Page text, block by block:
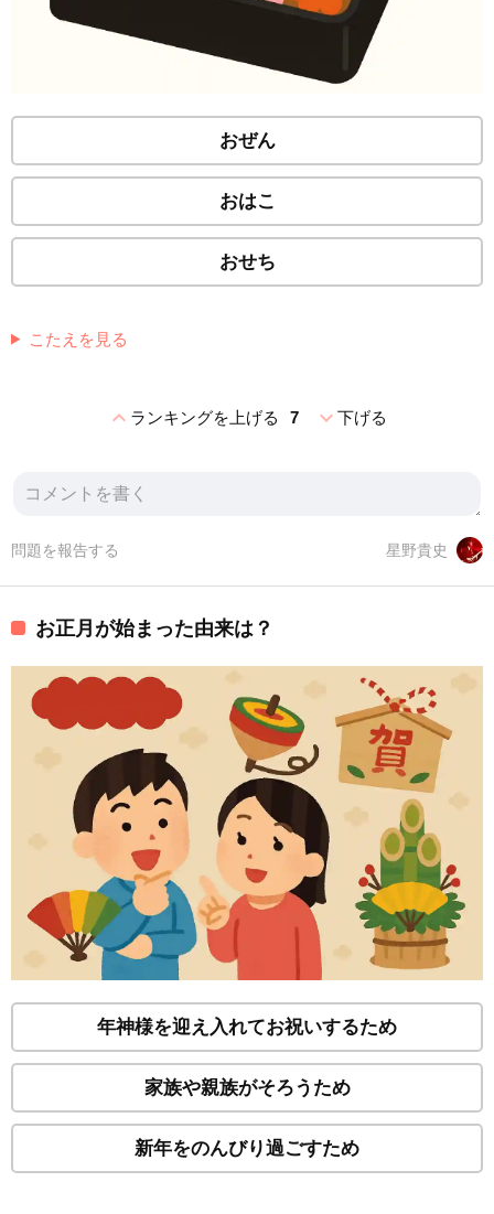
おぜん
おはこ
おせち
こたえを見る
expand_lessランキングを上げる 7 expand_more下げる
星野貴史
問題を報告する
お正月が始まった由来は？
年神様を迎え入れてお祝いするため
家族や親族がそろうため
新年をのんびり過ごすため